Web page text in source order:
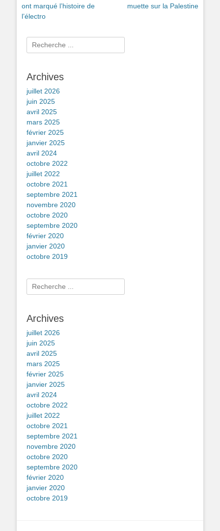
ont marqué l’histoire de
l’électro
muette sur la Palestine
Rechercher :
Archives
juillet 2026
juin 2025
avril 2025
mars 2025
février 2025
janvier 2025
avril 2024
octobre 2022
juillet 2022
octobre 2021
septembre 2021
novembre 2020
octobre 2020
septembre 2020
février 2020
janvier 2020
octobre 2019
Rechercher :
Archives
juillet 2026
juin 2025
avril 2025
mars 2025
février 2025
janvier 2025
avril 2024
octobre 2022
juillet 2022
octobre 2021
septembre 2021
novembre 2020
octobre 2020
septembre 2020
février 2020
janvier 2020
octobre 2019